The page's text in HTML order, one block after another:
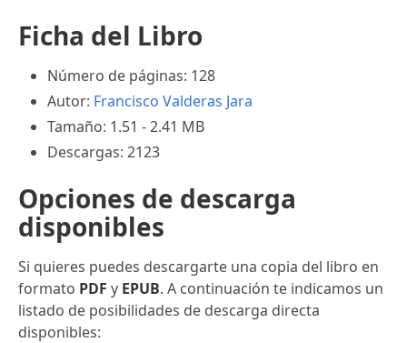
Ficha del Libro
Número de páginas: 128
Autor: Francisco Valderas Jara
Tamaño: 1.51 - 2.41 MB
Descargas: 2123
Opciones de descarga
disponibles
Si quieres puedes descargarte una copia del libro en
formato PDF y EPUB. A continuación te indicamos un
listado de posibilidades de descarga directa
disponibles: